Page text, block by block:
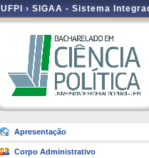
UFPI › SIGAA - Sistema
Apresentação
Corpo Administrativo